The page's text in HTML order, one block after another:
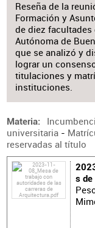
Reseña de la
Formación y
de diez facultades
Autónoma de
que se analizó y
lograr un
titulaciones y
instituciones.
Materia
universitaria-
reservadas al título
s de